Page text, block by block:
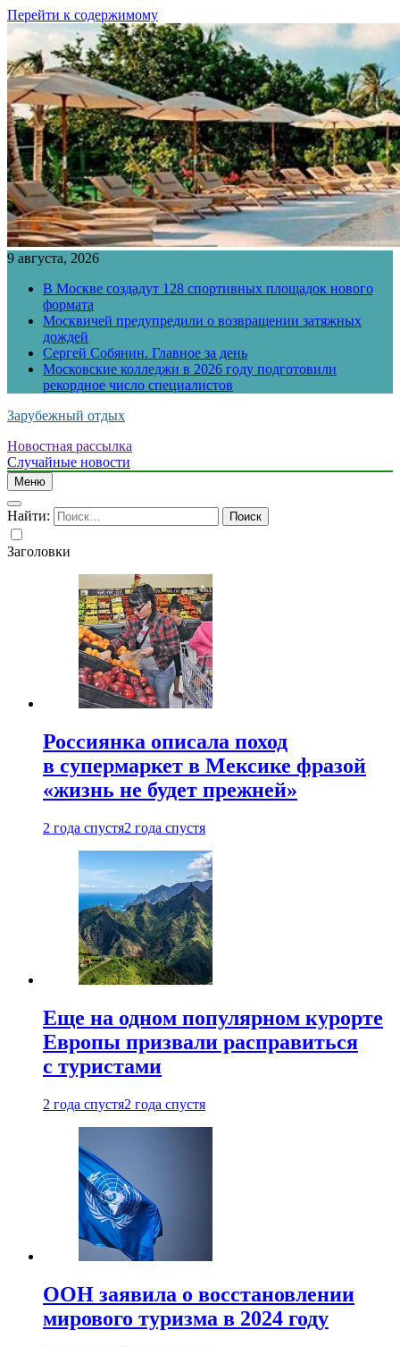
Перейти к содержимому
9 августа, 2026
В Москве создадут 128 спортивных площадок нового
формата
Москвичей предупредили о возвращении затяжных
дождей
Сергей Собянин. Главное за день
Московские колледжи в 2026 году подготовили
рекордное число специалистов
Зарубежный отдых
Новостная рассылка
Случайные новости
Меню
Найти:
Заголовки
Россиянка описала поход
в супермаркет в Мексике фразой
«жизнь не будет прежней»
2 года спустя2 года спустя
Еще на одном популярном курорте
Европы призвали расправиться
с туристами
2 года спустя2 года спустя
ООН заявила о восстановлении
мирового туризма в 2024 году